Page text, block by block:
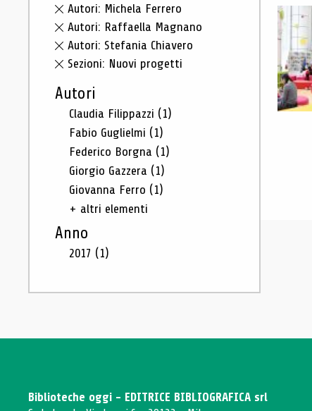
Autori: Michela Ferrero
Autori: Raffaella Magnano
Autori: Stefania Chiavero
Sezioni: Nuovi progetti
Autori
Claudia Filippazzi (1)
Fabio Guglielmi (1)
Federico Borgna (1)
Giorgio Gazzera (1)
Giovanna Ferro (1)
+ altri elementi
Anno
2017 (1)
Biblioteche oggi - EDITRICE BIBLIOGRAFICA srl